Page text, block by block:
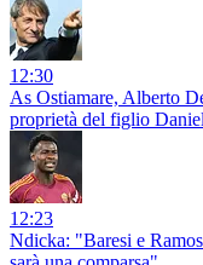
12:30
As Ostiamare, Alberto
proprietà del figlio
12:23
Ndicka: "Baresi e